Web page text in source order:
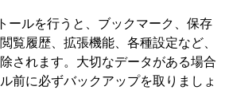
ールを行うと、ブックマーク、保存
覧履歴、拡張機能、各種設定など、
されます。大切なデータがある場合
前に必ずバックアップを取りましょ